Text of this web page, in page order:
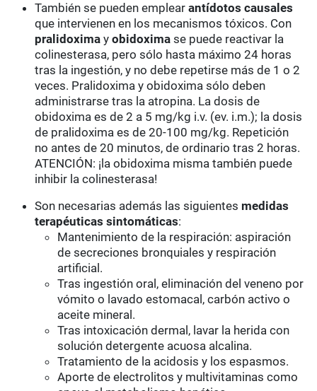
También se pueden emplearantídotos causales
que intervienen en los mecanismos tóxicos. Con
pralidoxima yobidoxima se puede reactivar la
colinesterasa, pero sólo hasta máximo 24 horas
tras la ingestión, y no debe repetirse más de 1 o 2
veces. Pralidoxima y obidoxima sólo deben
administrarse tras la atropina. La dosis de
obidoxima es de 2 a 5 mg/kg i.v. (ev. i.m.); la dosis
de pralidoxima es de 20-100 mg/kg. Repetición
no antes de 20 minutos, de ordinario tras 2 horas.
ATENCIÓN: ¡la obidoxima misma también puede
inhibir la colinesterasa!
Son necesarias además las siguientes medidas
terapéuticas sintomáticas:
Mantenimiento de la respiración: aspiración
de secreciones bronquiales y respiración
artificial.
Tras ingestión oral, eliminación del veneno por
vómito o lavado estomacal, carbón activo o
aceite mineral.
Tras intoxicación dermal, lavar la herida con
solución detergente acuosa alcalina.
Tratamiento de la acidosis y los espasmos.
Aporte de electrolitos y multivitaminas como